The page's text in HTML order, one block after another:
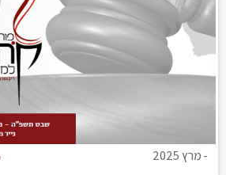
-מרץ 2025